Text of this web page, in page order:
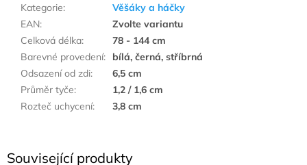
Související produkty
Kategorie:
Věšáky a háčky
EAN:
Zvolte variantu
Celková délka:
78 - 144 cm
Barevné provedení:
bílá, černá, stříbrná
Odsazení od zdi:
6,5 cm
Průměr tyče:
1,2 / 1,6 cm
Rozteč uchycení: 3,8 cm